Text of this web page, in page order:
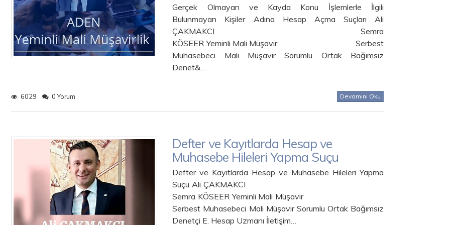
Gerçek Olmayan ve Kayda Konu İşlemlerle İlgili
Bulunmayan Kişiler Adına Hesap Açma Suçları Ali
ÇAKMAKCI Semra
KÖSEER Yeminli Mali Müşavir Serbest
Muhasebeci Mali Müşavir Sorumlu Ortak Bağımsız
Denet&…
6029 0 Yorum Devamını Oku
Defter ve Kayıtlarda Hesap ve
Muhasebe Hileleri Yapma Suçu
Defter ve Kayıtlarda Hesap ve Muhasebe Hileleri Yapma
Suçu Ali ÇAKMAKCI
Semra KÖSEER Yeminli Mali Müşavir
Serbest Muhasebeci Mali Müşavir Sorumlu Ortak Bağımsız
Denetçi E. Hesap Uzmanı İletişim…